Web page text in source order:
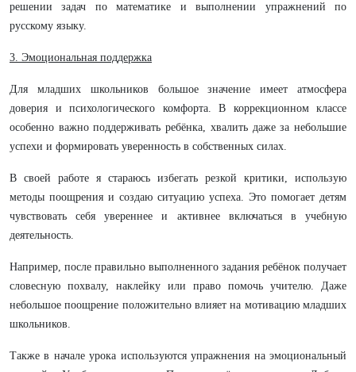
решении задач по математике и выполнении упражнений по
русскому языку.
3. Эмоциональная поддержка
Для младших школьников большое значение имеет атмосфера
доверия и психологического комфорта. В коррекционном классе
особенно важно поддерживать ребёнка, хвалить даже за небольшие
успехи и формировать уверенность в собственных силах.
В своей работе я стараюсь избегать резкой критики, использую
методы поощрения и создаю ситуацию успеха. Это помогает детям
чувствовать себя увереннее и активнее включаться в учебную
деятельность.
Например, после правильно выполненного задания ребёнок получает
словесную похвалу, наклейку или право помочь учителю. Даже
небольшое поощрение положительно влияет на мотивацию младших
школьников.
Также в начале урока используются упражнения на эмоциональный